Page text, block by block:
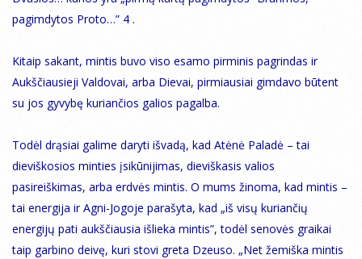
pagimdytos Proto…” 4 .
Kitaip sakant, mintis buvo viso esamo pirminis pagrindas ir
Aukščiausieji Valdovai, arba Dievai, pirmiausiai gimdavo būtent
su jos gyvybę kuriančios galios pagalba.
Todėl drąsiai galime daryti išvadą, kad Atėnė Paladė – tai
dieviškosios minties įsikūnijimas, dieviškasis valios
pasireiškimas, arba erdvės mintis. O mums žinoma, kad mintis –
tai energija ir Agni-Jogoje parašyta, kad „iš visų kuriančių
energijų pati aukščiausia išlieka mintis”, todėl senovės graikai
taip garbino deivę, kuri stovi greta Dzeuso. „Net žemiška mintis